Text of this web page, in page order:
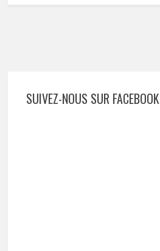
SUIVEZ-NOUS SUR FACEBOOK